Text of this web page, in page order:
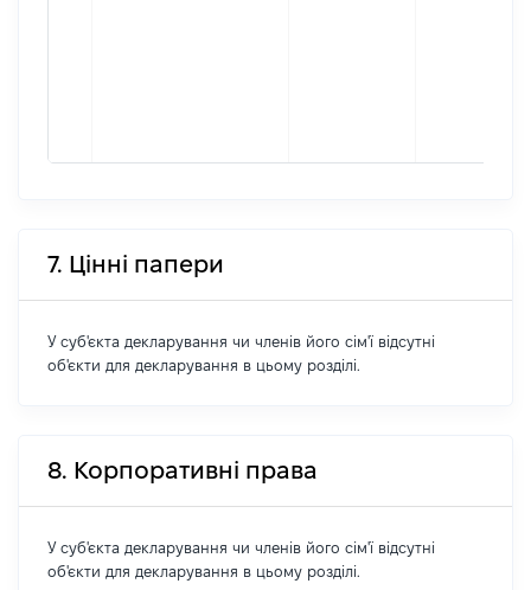
7. Цінні папери
У суб'єкта декларування чи членів його сім'ї відсутні
об'єкти для декларування в цьому розділі.
8. Корпоративні права
У суб'єкта декларування чи членів його сім'ї відсутні
об'єкти для декларування в цьому розділі.